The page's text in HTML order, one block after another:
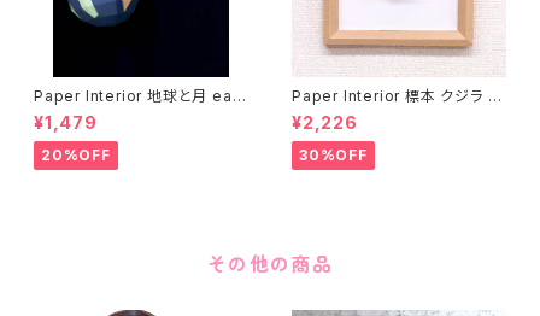
Paper Interior 地球と月 eart
h and moon
¥1,479
20%OFF
Paper Interior 標本 クジラ s
pecimen whale
¥2,226
30%OFF
その他の商品